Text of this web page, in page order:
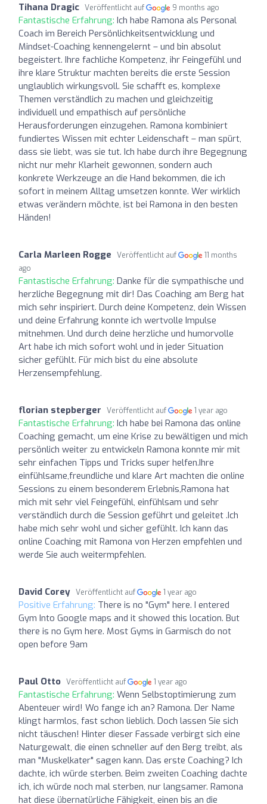
Tihana Dragic Veröffentlicht auf 9 months ago
Fantastische Erfahrung: Ich habe Ramona als Personal
Coach im Bereich Persönlichkeitsentwicklung und
Mindset-Coaching kennengelernt – und bin absolut
begeistert. Ihre fachliche Kompetenz, ihr Feingefühl und
ihre klare Struktur machten bereits die erste Session
unglaublich wirkungsvoll. Sie schafft es, komplexe
Themen verständlich zu machen und gleichzeitig
individuell und empathisch auf persönliche
Herausforderungen einzugehen. Ramona kombiniert
fundiertes Wissen mit echter Leidenschaft – man spürt,
dass sie liebt, was sie tut. Ich habe durch ihre Begegnung
nicht nur mehr Klarheit gewonnen, sondern auch
konkrete Werkzeuge an die Hand bekommen, die ich
sofort in meinem Alltag umsetzen konnte. Wer wirklich
etwas verändern möchte, ist bei Ramona in den besten
Händen!
Carla Marleen Rogge Veröffentlicht auf
11 months
ago
Fantastische Erfahrung: Danke für die sympathische und
herzliche Begegnung mit dir! Das Coaching am Berg hat
mich sehr inspiriert. Durch deine Kompetenz, dein Wissen
und deine Erfahrung konnte ich wertvolle Impulse
mitnehmen. Und durch deine herzliche und humorvolle
Art habe ich mich sofort wohl und in jeder Situation
sicher gefühlt. Für mich bist du eine absolute
Herzensempfehlung.
florian stepberger Veröffentlicht auf 1 year ago
Fantastische Erfahrung: Ich habe bei Ramona das online
Coaching gemacht, um eine Krise zu bewältigen und mich
persönlich weiter zu entwickeln Ramona konnte mir mit
sehr einfachen Tipps und Tricks super helfen.Ihre
einfühlsame,freundliche und klare Art machten die online
Sessions zu einem besonderem Erlebnis,Ramona hat
mich mit sehr viel Feingefühl, einfühlsam und sehr
verständlich durch die Session geführt und geleitet .Ich
habe mich sehr wohl und sicher gefühlt. Ich kann das
online Coaching mit Ramona von Herzen empfehlen und
werde Sie auch weitermpfehlen.
David Corey Veröffentlicht auf 1 year ago
Positive Erfahrung: There is no "Gym" here. I entered
Gym Into Google maps and it showed this location. But
there is no Gym here. Most Gyms in Garmisch do not
open before 9am
Paul Otto Veröffentlicht auf 1 year ago
Fantastische Erfahrung: Wenn Selbstoptimierung zum
Abenteuer wird! Wo fange ich an? Ramona. Der Name
klingt harmlos, fast schon lieblich. Doch lassen Sie sich
nicht täuschen! Hinter dieser Fassade verbirgt sich eine
Naturgewalt, die einen schneller auf den Berg treibt, als
man "Muskelkater" sagen kann. Das erste Coaching? Ich
dachte, ich würde sterben. Beim zweiten Coaching dachte
ich, ich würde noch mal sterben, nur langsamer. Ramona
hat diese übernatürliche Fähigkeit, einen bis an die